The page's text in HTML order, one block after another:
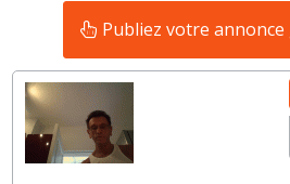
Publiez votre